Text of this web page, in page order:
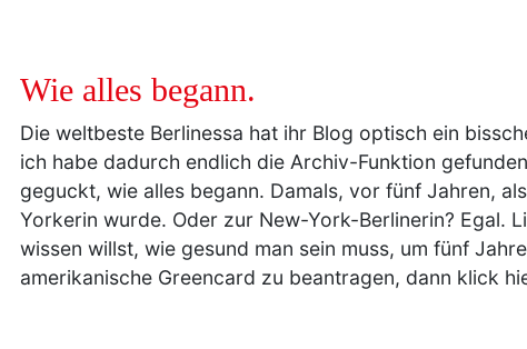
Wie alles begann.
Die weltbeste Berlinessa hat ihr Blog optisch ein
ich habe dadurch endlich die Archiv-Funktion
geguckt, wie alles begann. Damals, vor fünf Jahren,
Yorkerin wurde. Oder zur New-York-Berlinerin? Egal.
wissen willst, wie gesund man sein muss, um fünf
amerikanische Greencard zu beantragen, dann klick